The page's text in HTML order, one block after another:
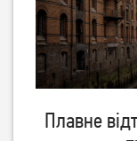
Плавне